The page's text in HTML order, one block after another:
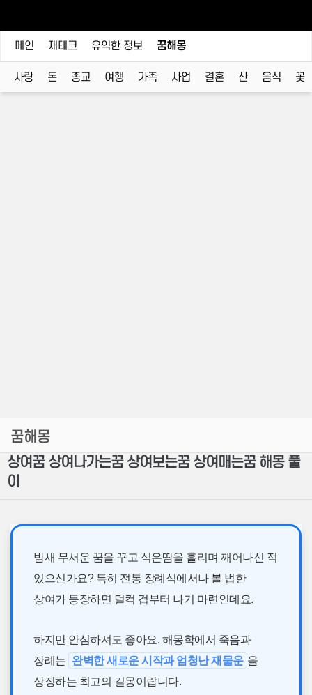
메인 재테크 유익한 정보 꿈해몽
사랑 돈 종교 여행 가족 사업 결혼 산 음식 꽃
꿈해몽
상여꿈 상여나가는꿈 상여보는꿈 상여매는꿈 해몽 풀
이
밤새 무서운 꿈을 꾸고 식은땀을 흘리며 깨어나신 적
있으신가요? 특히 전통 장례식에서나 볼 법한
상여가 등장하면 덜컥 겁부터 나기 마련인데요.
하지만 안심하셔도 좋아요. 해몽학에서 죽음과
장례는 완벽한 새로운 시작과 엄청난 재물운 을
상징하는 최고의 길몽이랍니다.